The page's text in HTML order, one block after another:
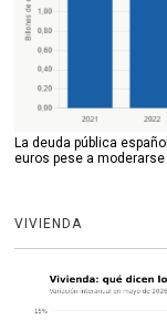
La deuda pública
euros pese a moderarse
VIVIENDA